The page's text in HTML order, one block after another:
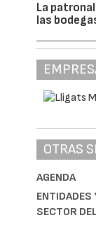
La
las
OTRAS
AGENDA
ENTIDADES
SECTOR